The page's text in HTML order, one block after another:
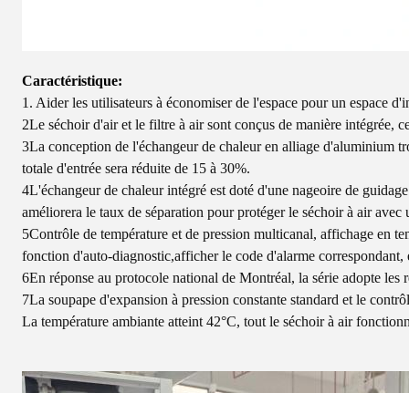
Caractéristique:
1. Aider les utilisateurs à économiser de l'espace pour un espace
2Le séchoir d'air et le filtre à air sont conçus de manière intégrée,
3La conception de l'échangeur de chaleur en alliage d'aluminium
totale d'entrée sera réduite de 15 à 30%.
4L'échangeur de chaleur intégré est doté d'une nageoire de
améliorera le taux de séparation pour protéger le séchoir à air
5Contrôle de température et de pression multicanal, affichage en
fonction d'auto-diagnostic,afficher le code d'alarme
6En réponse au protocole national de Montréal, la série adopte
7La soupape d'expansion à pression constante standard et le
La température ambiante atteint 42°C, tout le séchoir à air